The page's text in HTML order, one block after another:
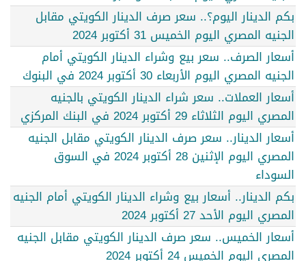
بكم الدينار اليوم؟.. سعر صرف الدينار الكويتي مقابل
الجنيه المصري اليوم الخميس 31 أكتوبر 2024
أسعار الصرف.. سعر بيع وشراء الدينار الكويتي أمام
الجنيه المصري اليوم الأربعاء 30 أكتوبر 2024 في البنوك
أسعار العملات.. سعر شراء الدينار الكويتي بالجنيه
المصري اليوم الثلاثاء 29 أكتوبر 2024 في البنك المركزي
أسعار الدينار.. سعر صرف الدينار الكويتي مقابل الجنيه
المصري اليوم الإثنين 28 أكتوبر 2024 في السوق
السوداء
بكم الدينار.. أسعار بيع وشراء الدينار الكويتي أمام الجنيه
المصري اليوم الأحد 27 أكتوبر 2024
أسعار الخميس.. سعر صرف الدينار الكويتي مقابل الجنيه
المصري اليوم الخميس 24 أكتوبر 2024